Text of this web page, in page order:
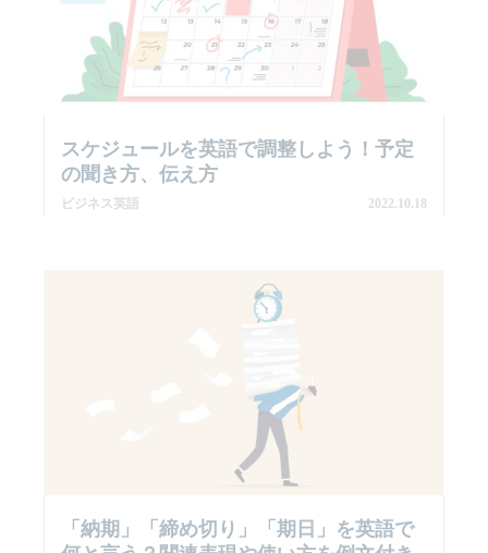
スケジュールを英語で調整しよう！予定
の聞き方、伝え方
ビジネス英語 2022.10.18
「納期」「締め切り」「期日」を英語で